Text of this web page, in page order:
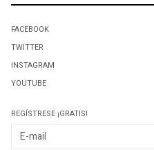
FACEBOOK
TWITTER
INSTAGRAM
YOUTUBE
REGÍSTRESE ¡GRATIS!